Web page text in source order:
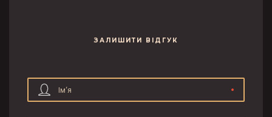
ЗАЛИШИТИ ВІДГУК
Ім‘я